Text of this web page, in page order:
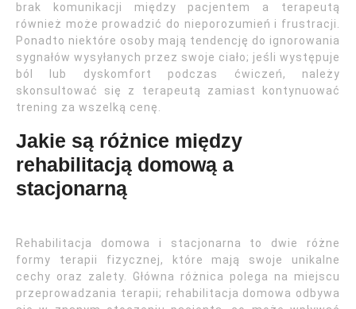
brak komunikacji między pacjentem a terapeutą
również może prowadzić do nieporozumień i frustracji.
Ponadto niektóre osoby mają tendencję do ignorowania
sygnałów wysyłanych przez swoje ciało; jeśli występuje
ból lub dyskomfort podczas ćwiczeń, należy
skonsultować się z terapeutą zamiast kontynuować
trening za wszelką cenę.
Jakie są różnice między
rehabilitacją domową a
stacjonarną
Rehabilitacja domowa i stacjonarna to dwie różne
formy terapii fizycznej, które mają swoje unikalne
cechy oraz zalety. Główna różnica polega na miejscu
przeprowadzania terapii; rehabilitacja domowa odbywa